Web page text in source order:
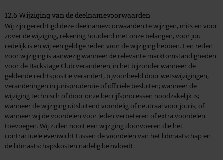
12.6 Wijziging van de deelnamevoorwaarden
Wij zijn gerechtigd deze deelnamevoorwaarden te wijzigen, mits en voor
zover de wijziging, rekening houdend met onze belangen, voor jou
redelijk is en wij een geldige reden voor de wijziging hebben. Een reden
voor wijziging is aanwezig wanneer de relevante marktomstandigheden
voor de Backstage Club veranderen, in het bijzonder wanneer de
geldende rechtspositie verandert, bijvoorbeeld door wetswijzigingen,
veranderingen in jurisprudentie of officiële besluiten; wanneer de
wijziging technisch of door onze bedrijfsprocessen noodzakelijk is;
wanneer de wijziging uitsluitend voordelig of neutraal voor jou is; of
wanneer wij de voordelen voor leden verbeteren of extra voordelen
toevoegen. Wij zullen nooit een wijziging doorvoeren die het
contractuele evenwicht tussen de voordelen van het lidmaatschap en
de lidmaatschapskosten nadelig beïnvloedt.